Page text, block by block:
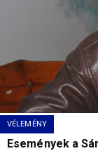
VÉLEMÉNY
Események a